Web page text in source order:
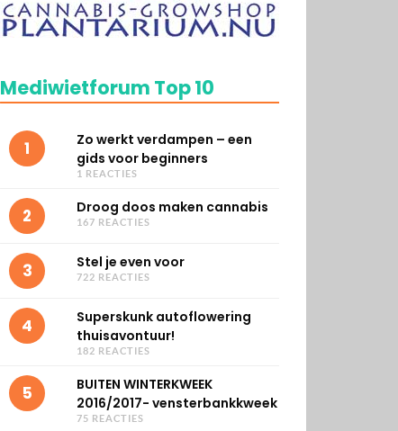
Mediwietforum Top 10
1
Zo werkt verdampen – een
gids voor beginners
1 REACTIES
2 Droog doos maken cannabis
167 REACTIES
3 Stel je even voor
722 REACTIES
4
Superskunk autoflowering
thuisavontuur!
182 REACTIES
5
BUITEN WINTERKWEEK
2016/2017- vensterbankkweek
75 REACTIES